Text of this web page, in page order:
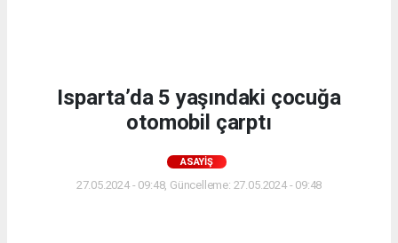
Isparta’da 5 yaşındaki çocuğa
otomobil çarptı
ASAYIŞ
27.05.2024 - 09:48, Güncelleme: 27.05.2024 - 09:48